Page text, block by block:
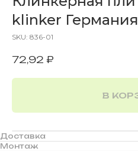
klinker Германия
SKU: 836-01
72,92 ₽
В
Доставка
Монтаж